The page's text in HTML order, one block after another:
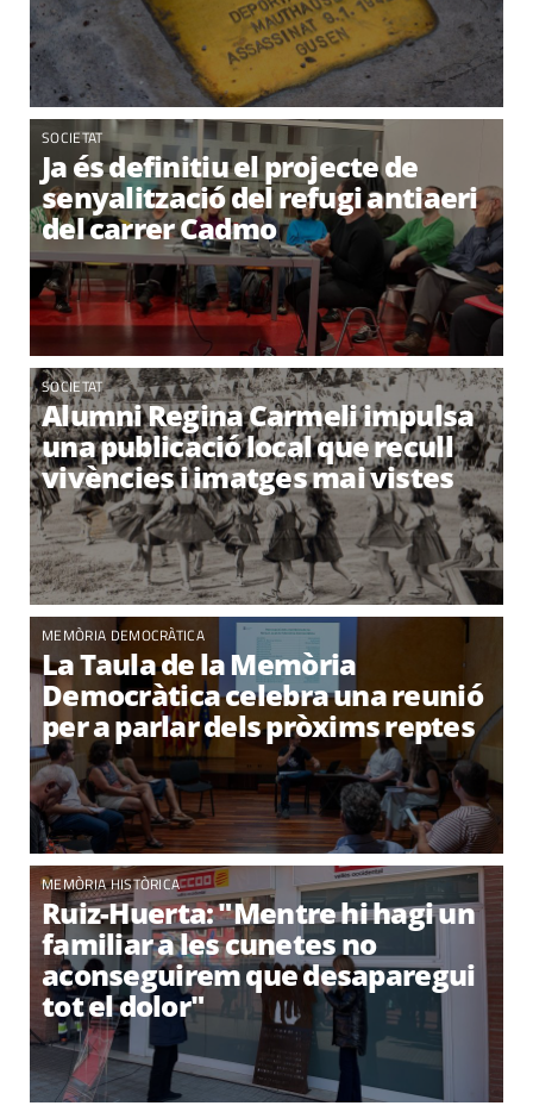
SOCIETAT
Ja és definitiu el projecte de
senyalització del refugi antiaeri
del carrer Cadmo
SOCIETAT
Alumni Regina Carmeli impulsa
una publicació local que recull
vivències i imatges mai vistes
MEMÒRIA DEMOCRÀTICA
La Taula de la Memòria
Democràtica celebra una reunió
per a parlar dels pròxims reptes
MEMÒRIA HISTÒRICA
Ruiz-Huerta: "Mentre hi hagi un
familiar a les cunetes no
aconseguirem que desaparegui
tot el dolor"